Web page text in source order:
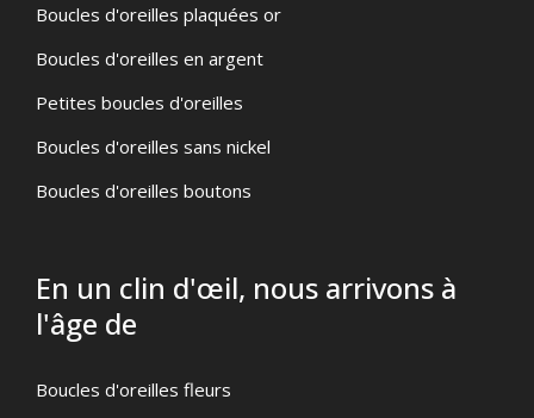
Boucles d'oreilles plaquées or
Boucles d'oreilles en argent
Petites boucles d'oreilles
Boucles d'oreilles sans nickel
Boucles d'oreilles boutons
En un clin d'œil, nous arrivons à
l'âge de
Boucles d'oreilles fleurs